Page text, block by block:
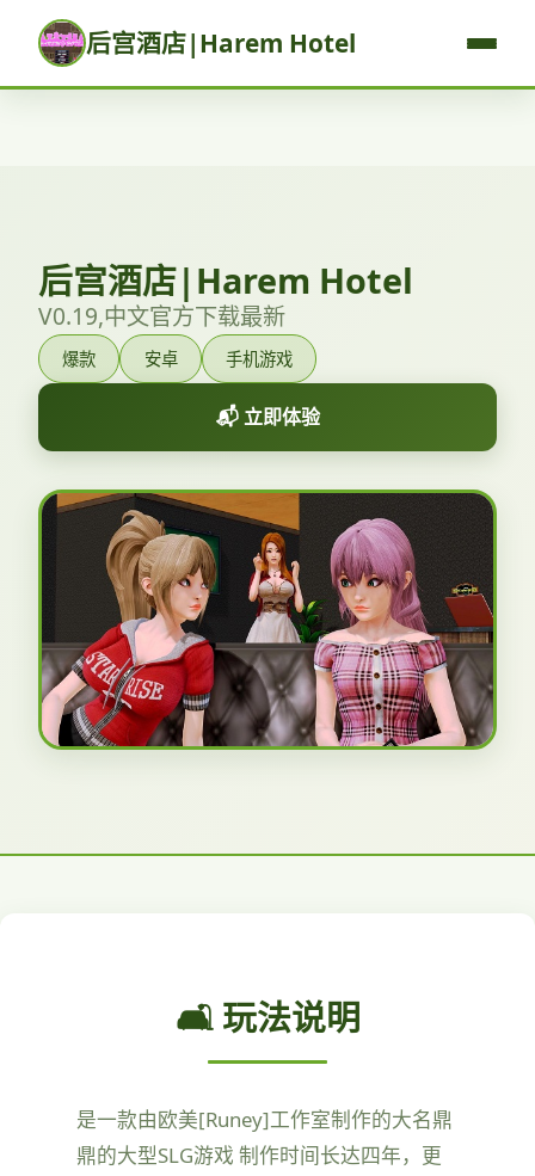
后宫酒店|Harem Hotel
后宫酒店|Harem Hotel
V0.19,中文官方下载最新
爆款 安卓 手机游戏
📬 立即体验
🛋️ 玩法说明
是一款由欧美[Runey]工作室制作的大名鼎
鼎的大型SLG游戏 制作时间长达四年，更